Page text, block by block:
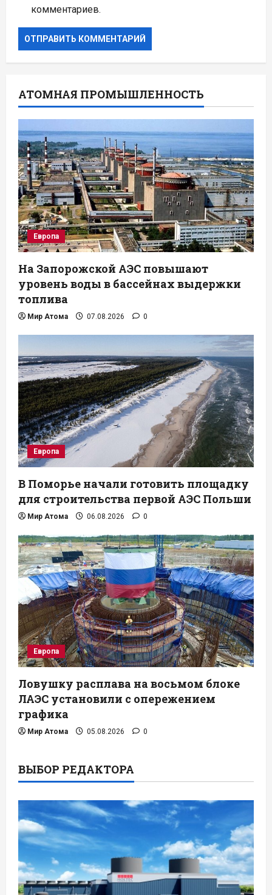
комментариев.
АТОМНАЯ ПРОМЫШЛЕННОСТЬ
Европа
На Запорожской АЭС повышают
уровень воды в бассейнах выдержки
топлива
Мир Атома 07.08.2026 0
Европа
В Поморье начали готовить площадку
для строительства первой АЭС Польши
Мир Атома 06.08.2026 0
Европа
Ловушку расплава на восьмом блоке
ЛАЭС установили с опережением
графика
Мир Атома 05.08.2026 0
ВЫБОР РЕДАКТОРА